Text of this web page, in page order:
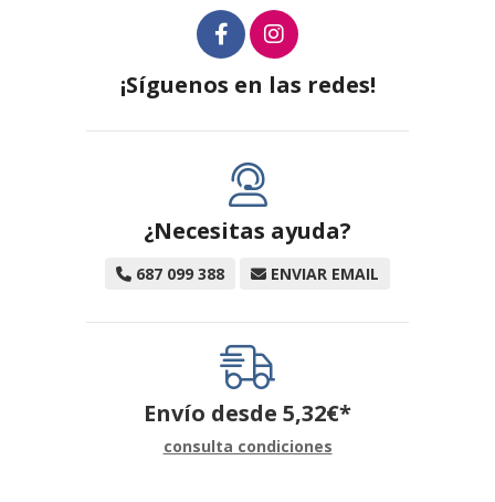
¡Síguenos en las redes!
¿Necesitas ayuda?
687 099 388 ENVIAR EMAIL
Envío desde 5,32€*
consulta condiciones